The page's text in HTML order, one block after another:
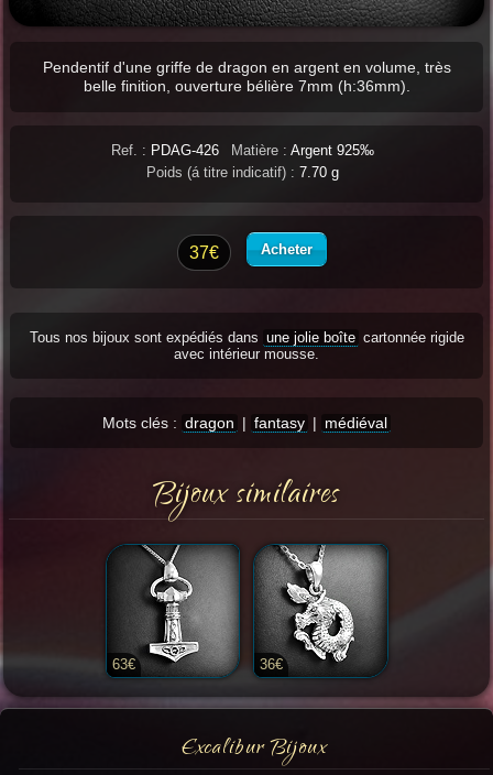
Pendentif d'une griffe de dragon en argent en volume, très
belle finition, ouverture bélière 7mm (h:36mm).
Ref. : PDAG-426 Matière : Argent 925‰
Poids (á titre indicatif) : 7.70 g
37€ Acheter
Tous nos bijoux sont expédiés dans une jolie boîte cartonnée rigide
avec intérieur mousse.
Mots clés : dragon | fantasy | médiéval
Bijoux similaires
63€ 36€
Excalibur Bijoux